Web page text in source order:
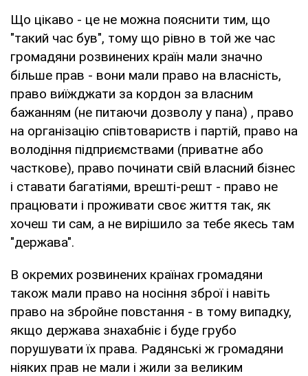
Що цікаво - це не можна пояснити тим, що
"такий час був", тому що рівно в той же час
громадяни розвинених країн мали значно
більше прав - вони мали право на власність,
право виїжджати за кордон за власним
бажанням (не питаючи дозволу у пана) , право
на організацію співтовариств і партій, право на
володіння підприємствами (приватне або
часткове), право починати свій власний бізнес
і ставати багатіями, врешті-решт - право не
працювати і проживати своє життя так, як
хочеш ти сам, а не вирішило за тебе якесь там
"держава".
В окремих розвинених країнах громадяни
також мали право на носіння зброї і навіть
право на збройне повстання - в тому випадку,
якщо держава знахабніє і буде грубо
порушувати їх права. Радянські ж громадяни
ніяких прав не мали і жили за великим